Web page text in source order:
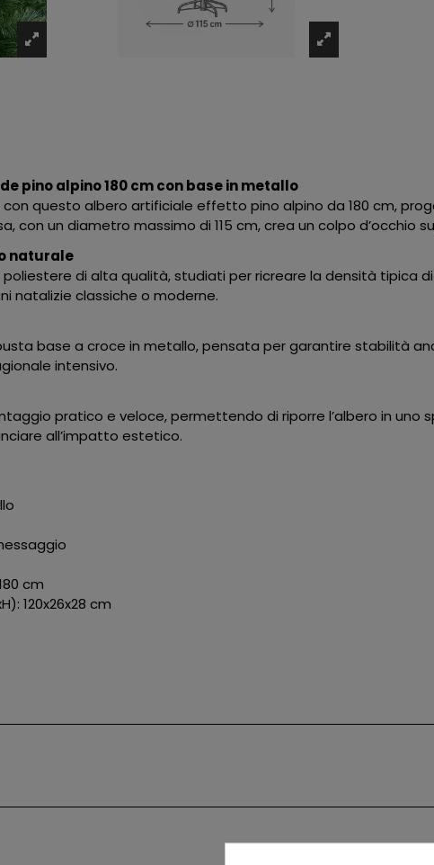
pino alpino 180 cm con base in metallo
questo albero artificiale effetto pino alpino da 180 cm,
con un diametro massimo di 115 cm, crea un colpo d’occhio
naturale
di alta qualità, studiati per ricreare la densità tipica
natalizie classiche o moderne.
base a croce in metallo, pensata per garantire stabilità
intensivo.
pratico e veloce, permettendo di riporre l’albero in
all’impatto estetico.
cm
120x26x28 cm